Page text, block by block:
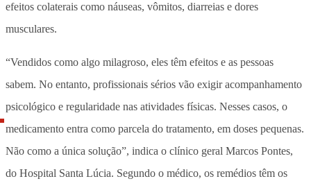
efeitos colaterais como náuseas, vômitos, diarreias e dores
musculares.
“Vendidos como algo milagroso, eles têm efeitos e as pessoas
sabem. No entanto, profissionais sérios vão exigir acompanhamento
psicológico e regularidade nas atividades físicas. Nesses casos, o
medicamento entra como parcela do tratamento, em doses pequenas.
Não como a única solução”, indica o clínico geral Marcos Pontes,
do Hospital Santa Lúcia. Segundo o médico, os remédios têm os